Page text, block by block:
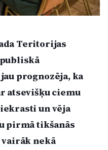
Teritorijas
prognozēja, ka
atsevišķu ciemu
un vēja
pirmā tikšanās
nekā